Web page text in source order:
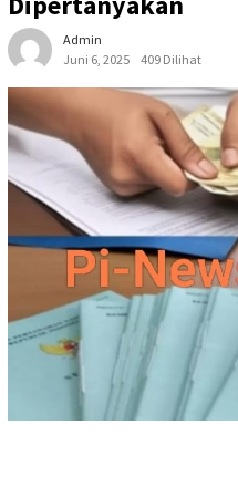
Admin
Juni 6, 2025
409 Dilihat